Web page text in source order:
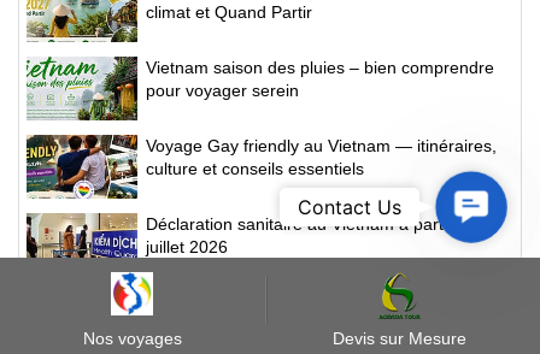
climat et Quand Partir
Vietnam saison des pluies – bien comprendre
pour voyager serein
Voyage Gay friendly au Vietnam — itinéraires,
culture et conseils essentiels
Déclaration sanitaire au Vietnam à partir de
juillet 2026
Pourquoi voyager au Vietnam- Agence locale
Nos voyages
Devis sur Mesure
Contact
Contact Us